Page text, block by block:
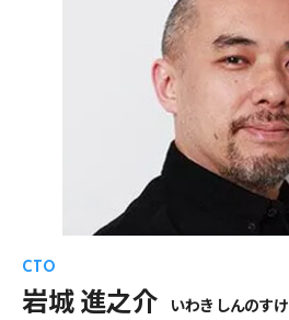
CTO
岩城 進之介 いわき しんのすけ